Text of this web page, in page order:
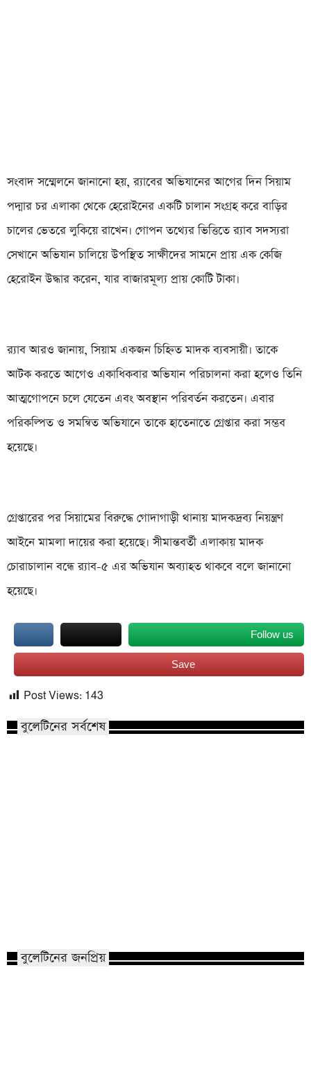
সংবাদ সম্মেলনে জানানো হয়, র‌্যাবের অভিযানের আগের দিন সিয়াম
পদ্মার চর এলাকা থেকে হেরোইনের একটি চালান সংগ্রহ করে বাড়ির
চালের ভেতরে লুকিয়ে রাখেন। গোপন তথ্যের ভিত্তিতে র‌্যাব সদস্যরা
সেখানে অভিযান চালিয়ে উপস্থিত সাক্ষীদের সামনে প্রায় এক কেজি
হেরোইন উদ্ধার করেন, যার বাজারমূল্য প্রায় কোটি টাকা।
র‌্যাব আরও জানায়, সিয়াম একজন চিহ্নিত মাদক ব্যবসায়ী। তাকে
আটক করতে আগেও একাধিকবার অভিযান পরিচালনা করা হলেও তিনি
আত্মগোপনে চলে যেতেন এবং অবস্থান পরিবর্তন করতেন। এবার
পরিকল্পিত ও সমন্বিত অভিযানে তাকে হাতেনাতে গ্রেপ্তার করা সম্ভব
হয়েছে।
গ্রেপ্তারের পর সিয়ামের বিরুদ্ধে গোদাগাড়ী থানায় মাদকদ্রব্য নিয়ন্ত্রণ
আইনে মামলা দায়ের করা হয়েছে। সীমান্তবর্তী এলাকায় মাদক
চোরাচালান বন্ধে র‌্যাব-৫ এর অভিযান অব্যাহত থাকবে বলে জানানো
হয়েছে।
Follow us
Save
Post Views: 143
বুলেটিনের সর্বশেষ
বুলেটিনের জনপ্রিয়